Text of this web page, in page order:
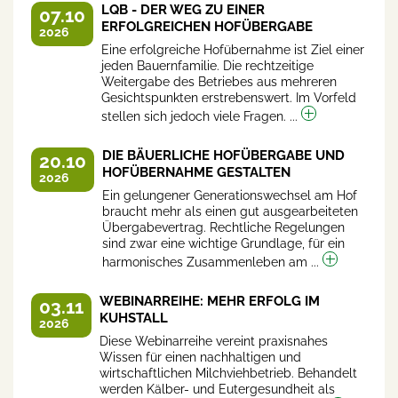
07.10
2026
LQB - DER WEG ZU EINER
ERFOLGREICHEN HOFÜBERGABE
Eine erfolgreiche Hofübernahme ist Ziel einer
jeden Bauernfamilie. Die rechtzeitige
Weitergabe des Betriebes aus mehreren
Gesichtspunkten erstrebenswert. Im Vorfeld
stellen sich jedoch viele Fragen. ...
20.10
2026
DIE BÄUERLICHE HOFÜBERGABE UND
HOFÜBERNAHME GESTALTEN
Ein gelungener Generationswechsel am Hof
braucht mehr als einen gut ausgearbeiteten
Übergabevertrag. Rechtliche Regelungen
sind zwar eine wichtige Grundlage, für ein
harmonisches Zusammenleben am ...
03.11
2026
WEBINARREIHE: MEHR ERFOLG IM
KUHSTALL
Diese Webinarreihe vereint praxisnahes
Wissen für einen nachhaltigen und
wirtschaftlichen Milchviehbetrieb. Behandelt
werden Kälber- und Eutergesundheit als